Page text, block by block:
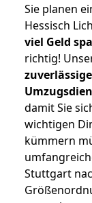
Sie planen
Hessisch
viel Geld
richtig!
zuverlässige
damit Sie
wichtigen
kümmern
Stuttgart